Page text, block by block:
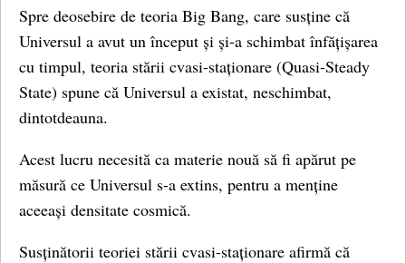
Spre deosebire de teoria Big Bang, care susține că
Universul a avut un început și și-a schimbat înfățișarea
cu timpul, teoria stării cvasi-staționare (Quasi-Steady
State) spune că Universul a existat, neschimbat,
dintotdeauna.
Acest lucru necesită ca materie nouă să fi apărut pe
măsură ce Universul s-a extins, pentru a menține
aceeași densitate cosmică.
Susținătorii teoriei stării cvasi-staționare afirmă că